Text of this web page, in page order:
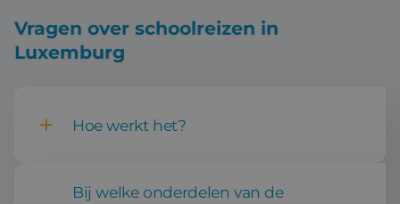
Vragen over schoolreizen in
Luxemburg
Hoe werkt het?
Bij welke onderdelen van de